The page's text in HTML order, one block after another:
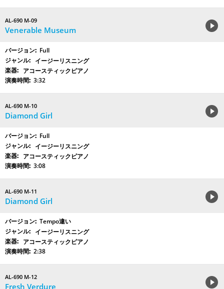
AL-690 M-09
Venerable Museum
Full
イージーリスニング
アコースティックピアノ
3:32
AL-690 M-10
Diamond Girl
Full
イージーリスニング
アコースティックピアノ
3:08
AL-690 M-11
Diamond Girl
Tempo違い
イージーリスニング
アコースティックピアノ
2:38
AL-690 M-12
Fresh Verdure